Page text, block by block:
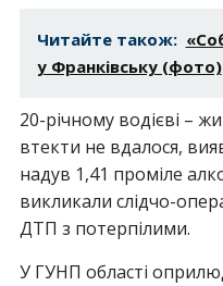
Читайте також:
у Франківську (фото)
20-річному водієві –
втекти не вдалося,
надув 1,41 проміле
викликали слідчо-
ДТП з потерпілими.
У ГУНП області